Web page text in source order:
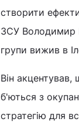
створити
ЗСУ Володимир
групи вижив в
Він акцентував,
б'ються з
стратегію для